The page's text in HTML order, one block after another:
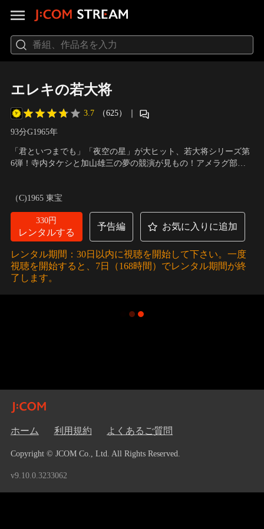
エレキの若大将
3.7 （625） ｜
93分G1965年
「君といつまでも」「夜空の星」が大ヒット、若大将シリーズ第
6弾！寺内タケシと加山雄三の夢の競演が見もの！アメラグ部の
者である澄子（星）にお詫びをするため、澄子が勤める楽器店を
訪ねるが…。
（C)1965 東宝
330円
レンタルする
予告編 お気に入りに追加
レンタル期間：30日以内に視聴を開始して下さい。一度
視聴を開始すると、7日（168時間）でレンタル期間が終
了します。
ホーム 利用規約 よくあるご質問
Copyright © JCOM Co., Ltd. All Rights Reserved.
v9.10.0.3233062